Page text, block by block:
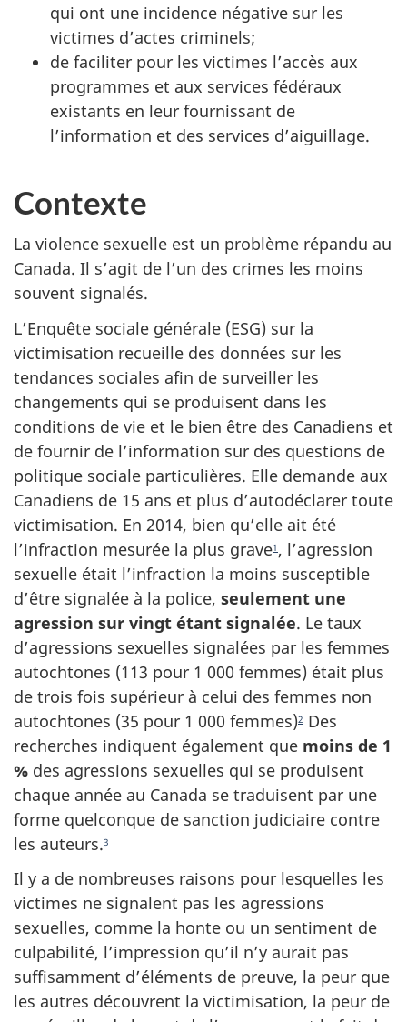
qui ont une incidence négative sur les
victimes d’actes criminels;
de faciliter pour les victimes l’accès aux
programmes et aux services fédéraux
existants en leur fournissant de
l’information et des services d’aiguillage.
Contexte
La violence sexuelle est un problème répandu au
Canada. Il s’agit de l’un des crimes les moins
souvent signalés.
L’Enquête sociale générale (ESG) sur la
victimisation recueille des données sur les
tendances sociales afin de surveiller les
changements qui se produisent dans les
conditions de vie et le bien être des Canadiens et
de fournir de l’information sur des questions de
politique sociale particulières. Elle demande aux
Canadiens de 15 ans et plus d’autodéclarer toute
victimisation. En 2014, bien qu’elle ait été
l’infraction mesurée la plus grave1 , l’agression
sexuelle était l’infraction la moins susceptible
d’être signalée à la police, seulement une
agression sur vingt étant signalée. Le taux
d’agressions sexuelles signalées par les femmes
autochtones (113 pour 1 000 femmes) était plus
de trois fois supérieur à celui des femmes non
autochtones (35 pour 1 000 femmes)2 Des
recherches indiquent également que moins de 1
% des agressions sexuelles qui se produisent
chaque année au Canada se traduisent par une
forme quelconque de sanction judiciaire contre
les auteurs.3
Il y a de nombreuses raisons pour lesquelles les
victimes ne signalent pas les agressions
sexuelles, comme la honte ou un sentiment de
culpabilité, l’impression qu’il n’y aurait pas
suffisamment d’éléments de preuve, la peur que
les autres découvrent la victimisation, la peur de